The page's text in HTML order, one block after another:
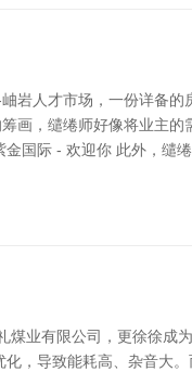
岩人才市场，一份详备
画，缱绻师好像将业主
国际 - 欢迎你 此外，缱
业有限公司，更徐徐
，导致能耗高、杂音